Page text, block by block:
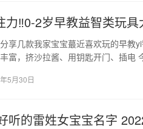
力‼0-2岁早教益智类玩具
享几款我家宝宝蕞近喜欢玩的早教
富，挤沙拉酱、用钥匙开门、插电
5月30日
听的雷姓女宝宝名字